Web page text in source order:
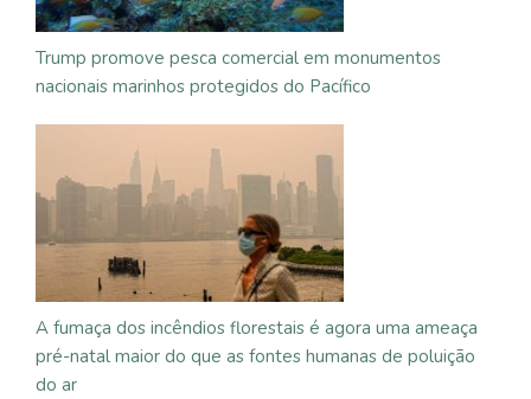
Trump promove pesca comercial em monumentos
nacionais marinhos protegidos do Pacífico
A fumaça dos incêndios florestais é agora uma ameaça
pré-natal maior do que as fontes humanas de poluição
do ar